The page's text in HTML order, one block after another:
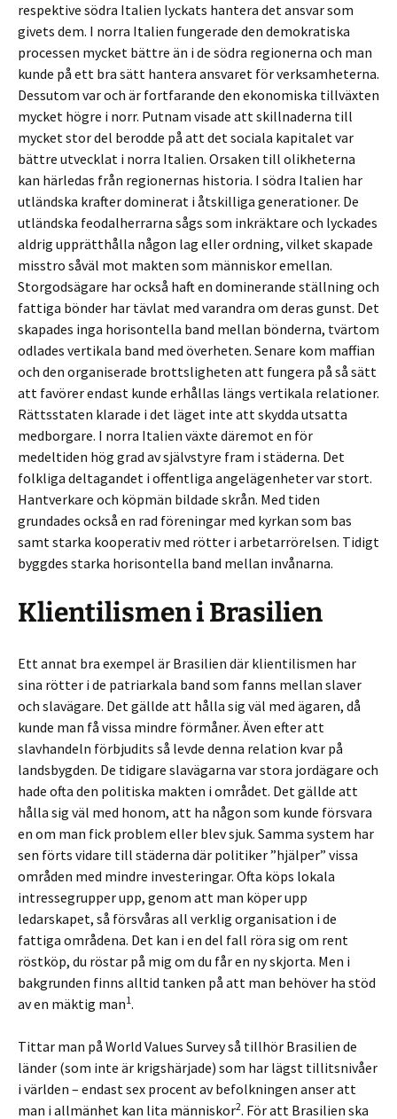
respektive södra Italien lyckats hantera det ansvar som
givets dem. I norra Italien fungerade den demokratiska
processen mycket bättre än i de södra regionerna och man
kunde på ett bra sätt hantera ansvaret för verksamheterna.
Dessutom var och är fortfarande den ekonomiska tillväxten
mycket högre i norr. Putnam visade att skillnaderna till
mycket stor del berodde på att det sociala kapitalet var
bättre utvecklat i norra Italien. Orsaken till olikheterna
kan härledas från regionernas historia. I södra Italien har
utländska krafter dominerat i åtskilliga generationer. De
utländska feodalherrarna sågs som inkräktare och lyckades
aldrig upprätthålla någon lag eller ordning, vilket skapade
misstro såväl mot makten som människor emellan.
Storgodsägare har också haft en dominerande ställning och
fattiga bönder har tävlat med varandra om deras gunst. Det
skapades inga horisontella band mellan bönderna, tvärtom
odlades vertikala band med överheten. Senare kom maffian
och den organiserade brottsligheten att fungera på så sätt
att favörer endast kunde erhållas längs vertikala relationer.
Rättsstaten klarade i det läget inte att skydda utsatta
medborgare. I norra Italien växte däremot en för
medeltiden hög grad av självstyre fram i städerna. Det
folkliga deltagandet i offentliga angelägenheter var stort.
Hantverkare och köpmän bildade skrån. Med tiden
grundades också en rad föreningar med kyrkan som bas
samt starka kooperativ med rötter i arbetarrörelsen. Tidigt
byggdes starka horisontella band mellan invånarna.
Klientilismen i Brasilien
Ett annat bra exempel är Brasilien där klientilismen har
sina rötter i de patriarkala band som fanns mellan slaver
och slavägare. Det gällde att hålla sig väl med ägaren, då
kunde man få vissa mindre förmåner. Även efter att
slavhandeln förbjudits så levde denna relation kvar på
landsbygden. De tidigare slavägarna var stora jordägare och
hade ofta den politiska makten i området. Det gällde att
hålla sig väl med honom, att ha någon som kunde försvara
en om man fick problem eller blev sjuk. Samma system har
sen förts vidare till städerna där politiker ”hjälper” vissa
områden med mindre investeringar. Ofta köps lokala
intressegrupper upp, genom att man köper upp
ledarskapet, så försvåras all verklig organisation i de
fattiga områdena. Det kan i en del fall röra sig om rent
röstköp, du röstar på mig om du får en ny skjorta. Men i
bakgrunden finns alltid tanken på att man behöver ha stöd
av en mäktig man1.
Tittar man på World Values Survey så tillhör Brasilien de
länder (som inte är krigshärjade) som har lägst tillitsnivåer
i världen – endast sex procent av befolkningen anser att
man i allmänhet kan lita människor2. För att Brasilien ska